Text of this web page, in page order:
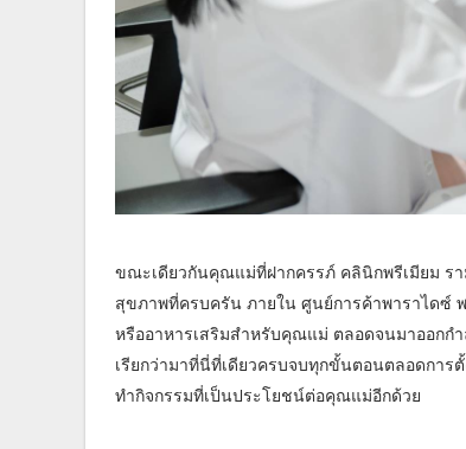
ขณะเดียวกันคุณแม่ที่ฝากครรภ์ คลินิกพรีเมียม รา
สุขภาพที่ครบครัน ภายใน ศูนย์การค้าพาราไดซ์
หรืออาหารเสริมสำหรับคุณแม่ ตลอดจนมาออกก
เรียกว่ามาที่นี่ที่เดียวครบจบทุกขั้นตอนตลอดการ
ทำกิจกรรมที่เป็นประโยชน์ต่อคุณแม่อีกด้วย